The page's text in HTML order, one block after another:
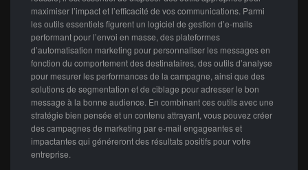
maximiser l’impact et l’efficacité de vos communications. Parmi
les outils essentiels figurent un logiciel de gestion d’e-mails
performant pour l’envoi en masse, des plateformes
d’automatisation marketing pour personnaliser les messages en
fonction du comportement des destinataires, des outils d’analyse
pour mesurer les performances de la campagne, ainsi que des
solutions de segmentation et de ciblage pour adresser le bon
message à la bonne audience. En combinant ces outils avec une
stratégie bien pensée et un contenu attrayant, vous pouvez créer
des campagnes de marketing par e-mail engageantes et
impactantes qui généreront des résultats positifs pour votre
entreprise.